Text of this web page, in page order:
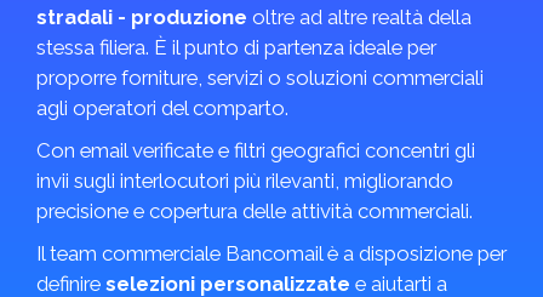
stradali - produzione oltre ad altre realtà della
stessa filiera. È il punto di partenza ideale per
proporre forniture, servizi o soluzioni commerciali
agli operatori del comparto.
Con email verificate e filtri geografici concentri gli
invii sugli interlocutori più rilevanti, migliorando
precisione e copertura delle attività commerciali.
Il team commerciale Bancomail è a disposizione per
definire selezioni personalizzate e aiutarti a